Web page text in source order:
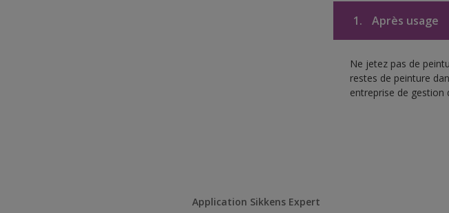
1. Après usage
Ne jetez pas de
restes de peinture
entreprise de gestion
Application Sikkens Expert